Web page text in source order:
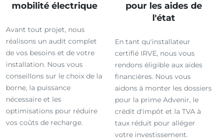
mobilité électrique
Avant tout projet, nous
réalisons un audit complet
de vos besoins et de votre
installation. Nous vous
conseillons sur le choix de la
borne, la puissance
nécessaire et les
optimisations pour réduire
vos coûts de recharge.
pour les aides de
l'état
En tant qu'installateur
certifié IRVE, nous vous
rendons éligible aux aides
financières. Nous vous
aidons à monter les dossiers
pour la prime Advenir, le
crédit d'impôt et la TVA à
taux réduit pour alléger
votre investissement.